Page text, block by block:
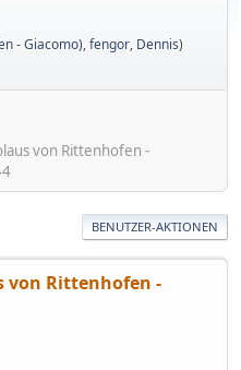
- Giacomo),fengor, Dennis)
von Rittenhofen -
BENUTZER-AKTIONEN
von Rittenhofen -